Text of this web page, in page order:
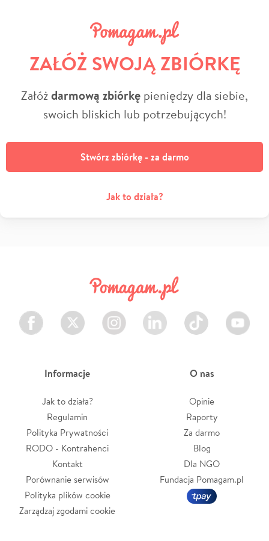
ZAŁÓŻ SWOJĄ ZBIÓRKĘ
Załóżdarmową zbiórkę pieniędzy dla siebie,
swoich bliskich lub potrzebujących!
Stwórz zbiórkę - za darmo
Jak to działa?
Facebook Twitter Instagram LinkedIn TikTok Youtube
Informacje
Jak to działa?
Regulamin
Polityka Prywatności
RODO - Kontrahenci
Kontakt
Porównanie serwisów
Polityka plików cookie
Zarządzaj zgodami cookie
O nas
Opinie
Raporty
Za darmo
Blog
Dla NGO
Fundacja Pomagam.pl